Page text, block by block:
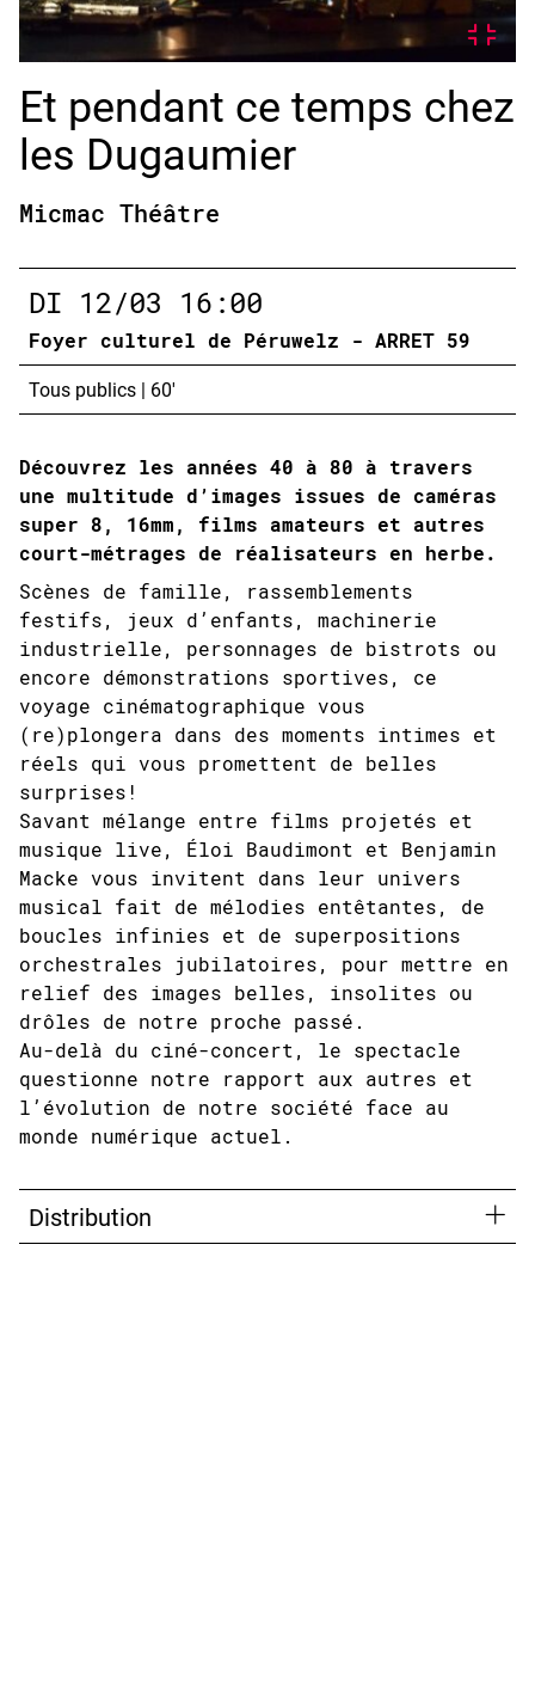
Et pendant ce temps chez
les Dugaumier
Micmac Théâtre
DI 12/03 16:00
Foyer culturel de Péruwelz - ARRET 59
Tous publics | 60'
Découvrez les années 40 à 80 à travers
une multitude d’images issues de caméras
super 8, 16mm, films amateurs et autres
court-métrages de réalisateurs en herbe.
Scènes de famille, rassemblements
festifs, jeux d’enfants, machinerie
industrielle, personnages de bistrots ou
encore démonstrations sportives, ce
voyage cinématographique vous
(re)plongera dans des moments intimes et
réels qui vous promettent de belles
surprises!
Savant mélange entre films projetés et
musique live, Éloi Baudimont et Benjamin
Macke vous invitent dans leur univers
musical fait de mélodies entêtantes, de
boucles infinies et de superpositions
orchestrales jubilatoires, pour mettre en
relief des images belles, insolites ou
drôles de notre proche passé.
Au-delà du ciné-concert, le spectacle
questionne notre rapport aux autres et
l’évolution de notre société face au
monde numérique actuel.
Distribution